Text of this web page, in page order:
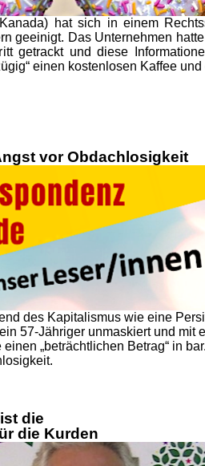
hat sich in einem
geeinigt. Das Unternehmen
getrackt und diese
einen kostenlosen Kaffee
vor Obdachlosigkeit
des Kapitalismus wie eine
57-Jähriger unmaskiert und mit
„beträchtlichen Betrag“ in
die
die Kurden